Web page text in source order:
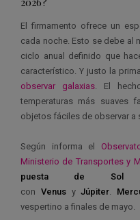
El firmamento ofrece un
cada noche. Esto se debe al
ciclo anual definido que
característico. Y justo la
observar galaxias. El
temperaturas más suaves
objetos fáciles de observar a
Según informa el
Ministerio de Transportes y
puesta de Sol
con Venus y Júpiter.
vespertino a finales de mayo.